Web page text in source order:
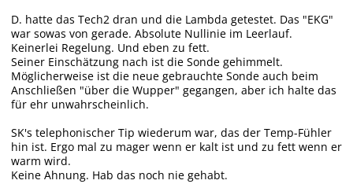
D. hatte das Tech2 dran und die Lambda getestet. Das "EKG"
war sowas von gerade. Absolute Nullinie im Leerlauf.
Keinerlei Regelung. Und eben zu fett.
Seiner Einschätzung nach ist die Sonde gehimmelt.
Möglicherweise ist die neue gebrauchte Sonde auch beim
Anschließen "über die Wupper" gegangen, aber ich halte das
für ehr unwahrscheinlich.
SK's telephonischer Tip wiederum war, das der Temp-Fühler
hin ist. Ergo mal zu mager wenn er kalt ist und zu fett wenn er
warm wird.
Keine Ahnung. Hab das noch nie gehabt.